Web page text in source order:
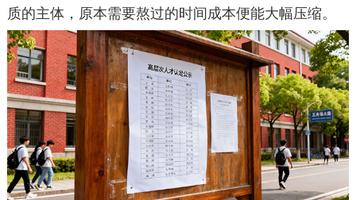
质的主体，原本需要熬过的时间成本便能大幅压缩。